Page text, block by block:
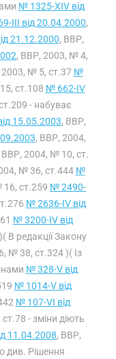
№ 1325-XIV від
III від 20.04.2000,
21.12.2000, ВВР,
, ВВР, 2003, № 4,
№ 5, ст.37 №
ст.108 № 662-IV
- набуває
15.05.2003, ВВР,
, ВВР, 2004,
ВВР, 2004, № 10, ст.
№ 36, ст.444 №
ст.259 № 2490-
№ 2636-IV від
№ 3200-IV від
В редакції Закону
№ 38, ст.324 )( Із
№ 328-V від
№ 1014-V від
№ 107-VI від
- зміни діють
11.04.2008, ВВР,
див. Рішення